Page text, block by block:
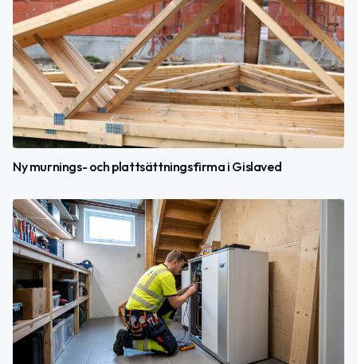
Ny murnings- och plattsättningsfirma i Gislaved